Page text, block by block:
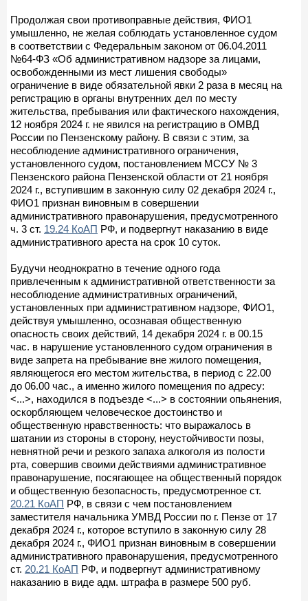
Продолжая свои противоправные действия, ФИО1
умышленно, не желая соблюдать установленное судом
в соответствии с Федеральным законом от 06.04.2011
№64-ФЗ «Об административном надзоре за лицами,
освобожденными из мест лишения свободы»
ограничение в виде обязательной явки 2 раза в месяц на
регистрацию в органы внутренних дел по месту
жительства, пребывания или фактического нахождения,
12 ноября 2024 г. не явился на регистрацию в ОМВД
России по Пензенскому району. В связи с этим, за
несоблюдение административного ограничения,
установленного судом, постановлением МССУ № 3
Пензенского района Пензенской области от 21 ноября
2024 г., вступившим в законную силу 02 декабря 2024 г.,
ФИО1 признан виновным в совершении
административного правонарушения, предусмотренного
ч. 3 ст. 19.24 КоАП РФ, и подвергнут наказанию в виде
административного ареста на срок 10 суток.
Будучи неоднократно в течение одного года
привлеченным к административной ответственности за
несоблюдение административных ограничений,
установленных при административном надзоре, ФИО1,
действуя умышленно, осознавая общественную
опасность своих действий, 14 декабря 2024 г. в 00.15
час. в нарушение установленного судом ограничения в
виде запрета на пребывание вне жилого помещения,
являющегося его местом жительства, в период с 22.00
до 06.00 час., а именно жилого помещения по адресу:
<...>, находился в подъезде <...> в состоянии опьянения,
оскорбляющем человеческое достоинство и
общественную нравственность: что выражалось в
шатании из стороны в сторону, неустойчивости позы,
невнятной речи и резкого запаха алкоголя из полости
рта, совершив своими действиями административное
правонарушение, посягающее на общественный порядок
и общественную безопасность, предусмотренное ст.
20.21 КоАП РФ, в связи с чем постановлением
заместителя начальника УМВД России по г. Пензе от 17
декабря 2024 г., которое вступило в законную силу 28
декабря 2024 г., ФИО1 признан виновным в совершении
административного правонарушения, предусмотренного
ст. 20.21 КоАП РФ, и подвергнут административному
наказанию в виде адм. штрафа в размере 500 руб.